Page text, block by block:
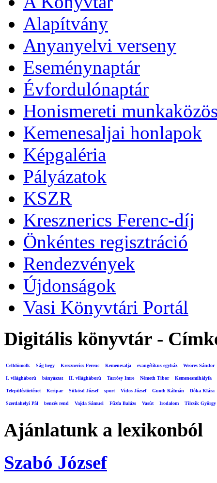
Alapítvány
Anyanyelvi verseny
Eseménynaptár
Évfordulónaptár
Honismereti
Kemenesaljai honlapok
Képgaléria
Pályázatok
KSZR
Kresznerics Ferenc-díj
Önkéntes regisztráció
Rendezvények
Újdonságok
Vasi Könyvtári Portál
Digitális könyvtár -
Celldömölk Ság hegy Kresznerics Ferenc Kemenesalja evangélikus egyház Weöres Sándor
I. világháború bányászat II. világháború Tarrósy Imre Németh Tibor Kemenesmihályfa
Településtörténet Keripar Sükösd József sport Vidos József Guoth Kálmán Dóka Klára
Szerdahelyi Pál bencés rend Vajda Sámuel Fűzfa Balázs Vasút Irodalom Tilcsik György
Ajánlatunk a lexikonból
Szabó József